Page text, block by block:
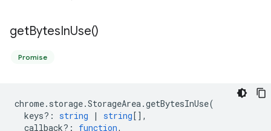
getBytesInUse()
Promise
chrome. storage.StorageArea.getBytesInUse(
keys? : string | string[],
callback? : function,